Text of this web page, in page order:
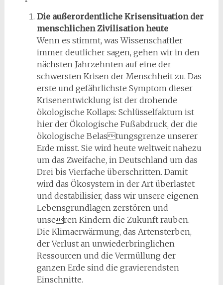
Die außerordentliche Krisensituation der
menschlichen Zivilisation heute
Wenn es stimmt, was Wissenschaftler
immer deutlicher sagen, gehen wir in den
nächsten Jahrzehnten auf eine der
schwersten Krisen der Menschheit zu. Das
erste und gefährlichste Symptom dieser
Krisenentwicklung ist der drohende
ökologische Kollaps: Schlüsselfaktum ist
hier der Ökologische Fußabdruck, der die
ökologische Belastungsgrenze unserer
Erde misst. Sie wird heute weltweit nahezu
um das Zweifache, in Deutschland um das
Drei bis Vierfache überschritten. Damit
wird das Ökosystem in der Art überlastet
und destabilisier, dass wir unsere eigenen
Lebensgrundlagen zerstören und
unseren Kindern die Zukunft rauben.
Die Klimaerwärmung, das Artensterben,
der Verlust an unwiederbringlichen
Ressourcen und die Vermüllung der
ganzen Erde sind die gravierendsten
Einschnitte.